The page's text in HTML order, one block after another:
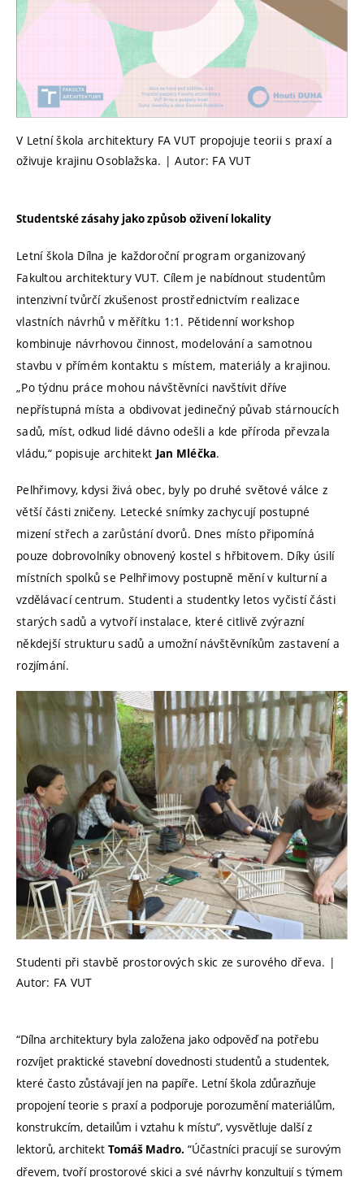
V Letní škola architektury FA VUT propojuje teorii s praxí a
oživuje krajinu Osoblažska. | Autor: FA VUT
Studentské zásahy jako způsob oživení lokality
Letní škola Dílna je každoroční program organizovaný
Fakultou architektury VUT. Cílem je nabídnout studentům
intenzivní tvůrčí zkušenost prostřednictvím realizace
vlastních návrhů v měřítku 1:1. Pětidenní workshop
kombinuje návrhovou činnost, modelování a samotnou
stavbu v přímém kontaktu s místem, materiály a krajinou.
„Po týdnu práce mohou návštěvníci navštívit dříve
nepřístupná místa a obdivovat jedinečný půvab stárnoucích
sadů, míst, odkud lidé dávno odešli a kde příroda převzala
vládu,“ popisuje architekt Jan Mléčka.
Pelhřimovy, kdysi živá obec, byly po druhé světové válce z
větší části zničeny. Letecké snímky zachycují postupné
mizení střech a zarůstání dvorů. Dnes místo připomíná
pouze dobrovolníky obnovený kostel s hřbitovem. Díky úsilí
místních spolků se Pelhřimovy postupně mění v kulturní a
vzdělávací centrum. Studenti a studentky letos vyčistí části
starých sadů a vytvoří instalace, které citlivě zvýrazní
někdejší strukturu sadů a umožní návštěvníkům zastavení a
rozjímání.
Studenti při stavbě prostorových skic ze surového dřeva. |
Autor: FA VUT
“Dílna architektury byla založena jako odpověď na potřebu
rozvíjet praktické stavební dovednosti studentů a studentek,
které často zůstávají jen na papíře. Letní škola zdůrazňuje
propojení teorie s praxí a podporuje porozumění materiálům,
konstrukcím, detailům i vztahu k místu”, vysvětluje další z
lektorů, architekt Tomáš Madro. “Účastníci pracují se surovým
dřevem, tvoří prostorové skici a své návrhy konzultují s týmem